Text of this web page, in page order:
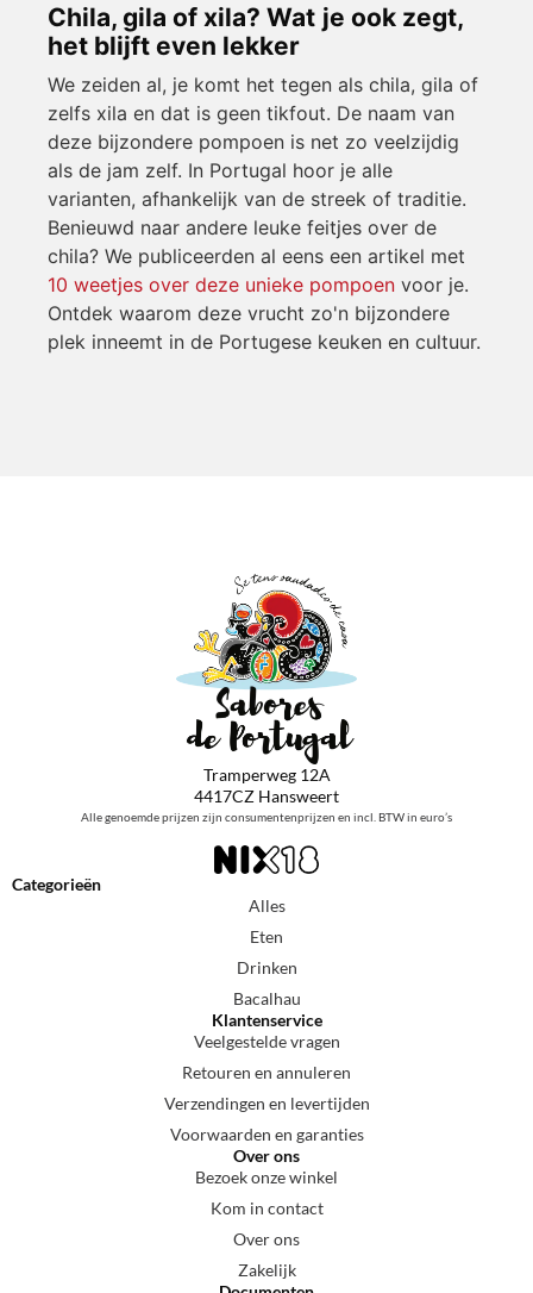
Chila, gila of xila? Wat je ook zegt,
het blijft even lekker
We zeiden al, je komt het tegen als chila, gila of
zelfs xila en dat is geen tikfout. De naam van
deze bijzondere pompoen is net zo veelzijdig
als de jam zelf. In Portugal hoor je alle
varianten, afhankelijk van de streek of traditie.
Benieuwd naar andere leuke feitjes over de
chila? We publiceerden al eens een artikel met
10 weetjes over deze unieke pompoen voor je.
Ontdek waarom deze vrucht zo'n bijzondere
plek inneemt in de Portugese keuken en cultuur.
Tramperweg 12A
4417CZ Hansweert
Alle genoemde prijzen zijn consumentenprijzen en incl. BTW in euro’s
Categorieën
Alles
Eten
Drinken
Bacalhau
Klantenservice
Veelgestelde vragen
Retouren en annuleren
Verzendingen en levertijden
Voorwaarden en garanties
Over ons
Bezoek onze winkel
Kom in contact
Over ons
Zakelijk